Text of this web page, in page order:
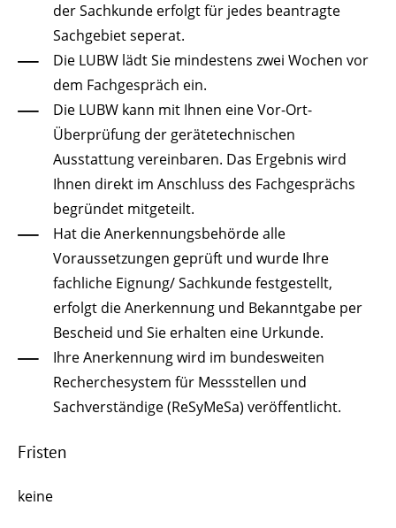
der Sachkunde erfolgt für jedes beantragte
Sachgebiet seperat.
Die LUBW lädt Sie mindestens zwei Wochen vor
dem Fachgespräch ein.
Die LUBW kann mit Ihnen eine Vor-Ort-
Überprüfung der gerätetechnischen
Ausstattung vereinbaren. Das Ergebnis wird
Ihnen direkt im Anschluss des Fachgesprächs
begründet mitgeteilt.
Hat die Anerkennungsbehörde alle
Voraussetzungen geprüft und wurde Ihre
fachliche Eignung/ Sachkunde festgestellt,
erfolgt die Anerkennung und Bekanntgabe per
Bescheid und Sie erhalten eine Urkunde.
Ihre Anerkennung wird im bundesweiten
Recherchesystem für Messstellen und
Sachverständige (ReSyMeSa) veröffentlicht.
Fristen
keine